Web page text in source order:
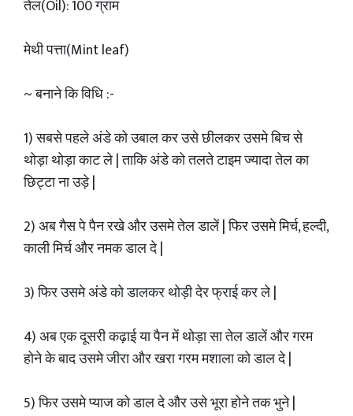
तेल(Oil): 100 ग्राम
मेथी पत्ता(Mint leaf)
~ बनाने कि विधि :-
1) सबसे पहले अंडे को उबाल कर उसे छीलकर उसमे बिच से
थोड़ा थोड़ा काट ले | ताकि अंडे को तलते टाइम ज्यादा तेल का
छिट्टा ना उड़े |
2) अब गैस पे पैन रखे और उसमे तेल डालें | फिर उसमे मिर्च, हल्दी,
काली मिर्च और नमक डाल दे |
3) फिर उसमे अंडे को डालकर थोड़ी देर फ्राई कर ले |
4) अब एक दूसरी कढ़ाई या पैन में थोड़ा सा तेल डालें और गरम
होने के बाद उसमे जीरा और खरा गरम मशाला को डाल दे |
5) फिर उसमे प्याज को डाल दे और उसे भूरा होने तक भुने |